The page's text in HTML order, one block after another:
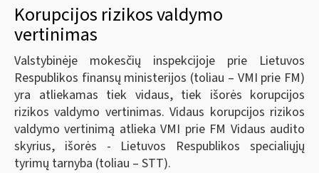
Korupcijos rizikos valdymo
vertinimas
Valstybinėje mokesčių inspekcijoje prie Lietuvos
Respublikos finansų ministerijos (toliau – VMI prie FM)
yra atliekamas tiek vidaus, tiek išorės korupcijos
rizikos valdymo vertinimas. Vidaus korupcijos rizikos
valdymo vertinimą atlieka VMI prie FM Vidaus audito
skyrius, išorės - Lietuvos Respublikos specialiųjų
tyrimų tarnyba (toliau – STT).